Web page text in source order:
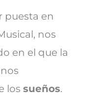
puesta en
nos
en el que la
los sueños.